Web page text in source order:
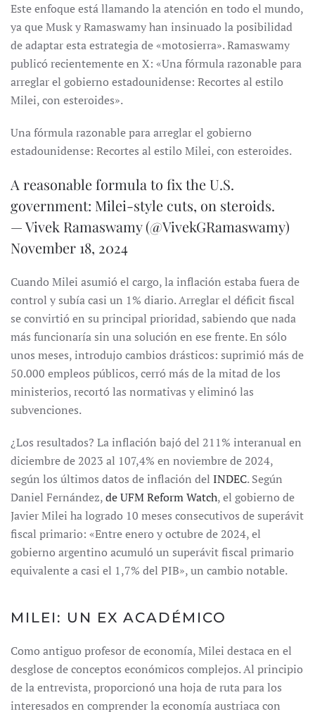
Este enfoque está llamando la atención en todo el mundo,
ya que Musk y Ramaswamy han insinuado la posibilidad
de adaptar esta estrategia de «motosierra». Ramaswamy
publicó recientemente en X: «Una fórmula razonable para
arreglar el gobierno estadounidense: Recortes al estilo
Milei, con esteroides».
Una fórmula razonable para arreglar el gobierno
estadounidense: Recortes al estilo Milei, con esteroides.
A reasonable formula to fix the U.S.
government: Milei-style cuts, on steroids.
— Vivek Ramaswamy (@VivekGRamaswamy)
November 18, 2024
Cuando Milei asumió el cargo, la inflación estaba fuera de
control y subía casi un 1% diario. Arreglar el déficit fiscal
se convirtió en su principal prioridad, sabiendo que nada
más funcionaría sin una solución en ese frente. En sólo
unos meses, introdujo cambios drásticos: suprimió más de
50.000 empleos públicos, cerró más de la mitad de los
ministerios, recortó las normativas y eliminó las
subvenciones.
¿Los resultados? La inflación bajó del 211% interanual en
diciembre de 2023 al 107,4% en noviembre de 2024,
según los últimos datos de inflación del INDEC. Según
Daniel Fernández,de UFM Reform Watch, el gobierno de
Javier Milei ha logrado 10 meses consecutivos de superávit
fiscal primario: «Entre enero y octubre de 2024, el
gobierno argentino acumuló un superávit fiscal primario
equivalente a casi el 1,7% del PIB», un cambio notable.
MILEI: UN EX ACADÉMICO
Como antiguo profesor de economía, Milei destaca en el
desglose de conceptos económicos complejos. Al principio
de la entrevista, proporcionó una hoja de ruta para los
interesados en comprender la economía austriaca con